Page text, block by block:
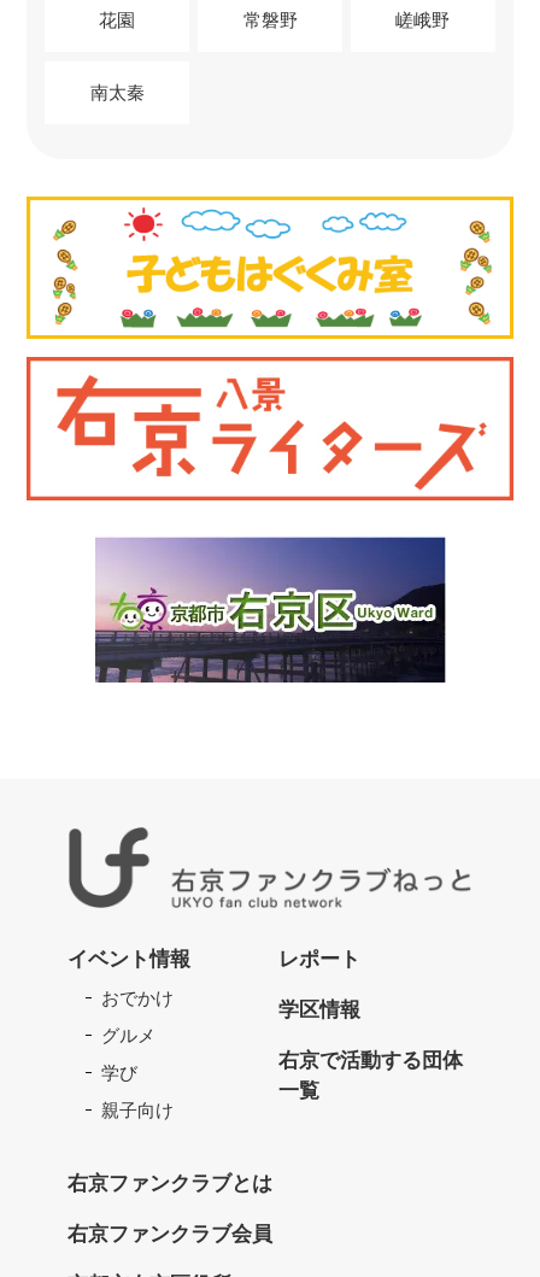
花園 常磐野 嵯峨野
南太秦
京
フ
と
イベント情報
おでかけ
グルメ
学び
親子向け
レポート
学区情報
右京で活動する団体
一覧
右京ファンクラブとは
右京ファンクラブ会員